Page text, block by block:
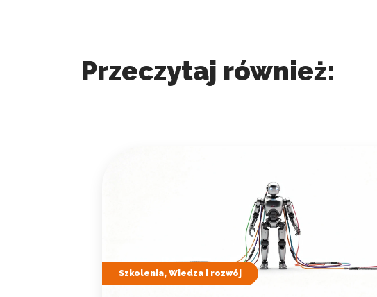
Przeczytaj również:
Szkolenia, Wiedza i rozwój